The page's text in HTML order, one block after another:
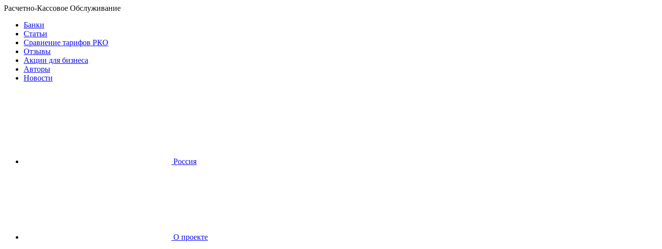
Расчетно-Кассовое Обслуживание
Банки
Статьи
Сравнение тарифов РКО
Отзывы
Акции для бизнеса
Авторы
Новости
Россия
О проекте